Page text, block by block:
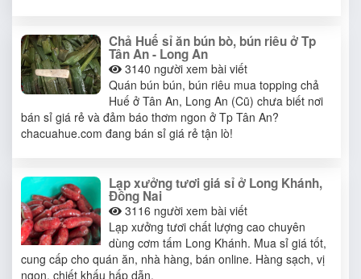
Chả Huế sỉ ăn bún bò, bún riêu ở Tp
Tân An - Long An
3140 người xem bài viết
Quán bún bún, bún riêu mua topping chả
Huế ở Tân An, Long An (Cũ) chưa biết nơi
bán sỉ giá rẻ và đảm báo thơm ngon ở Tp Tân An?
chacuahue.com đang bán sỉ giá rẻ tận lò!
Lạp xưởng tươi giá sỉ ở Long Khánh,
Đồng Nai
3116 người xem bài viết
Lạp xưởng tươi chất lượng cao chuyên
dùng cơm tấm Long Khánh. Mua sỉ giá tốt,
cung cấp cho quán ăn, nhà hàng, bán online. Hàng sạch, vị
ngon, chiết khấu hấp dẫn.